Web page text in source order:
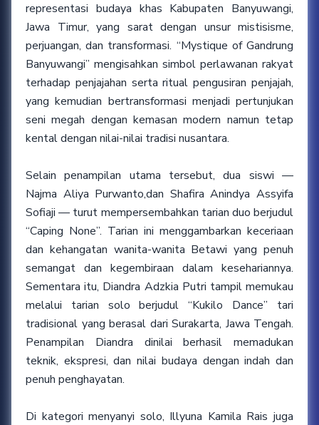
representasi budaya khas Kabupaten Banyuwangi,
Jawa Timur, yang sarat dengan unsur mistisisme,
perjuangan, dan transformasi. “Mystique of Gandrung
Banyuwangi” mengisahkan simbol perlawanan rakyat
terhadap penjajahan serta ritual pengusiran penjajah,
yang kemudian bertransformasi menjadi pertunjukan
seni megah dengan kemasan modern namun tetap
kental dengan nilai-nilai tradisi nusantara.
Selain penampilan utama tersebut, dua siswi —
Najma Aliya Purwanto,dan Shafira Anindya Assyifa
Sofiaji — turut mempersembahkan tarian duo berjudul
“Caping None”. Tarian ini menggambarkan keceriaan
dan kehangatan wanita-wanita Betawi yang penuh
semangat dan kegembiraan dalam kesehariannya.
Sementara itu, Diandra Adzkia Putri tampil memukau
melalui tarian solo berjudul “Kukilo Dance” tari
tradisional yang berasal dari Surakarta, Jawa Tengah.
Penampilan Diandra dinilai berhasil memadukan
teknik, ekspresi, dan nilai budaya dengan indah dan
penuh penghayatan.
Di kategori menyanyi solo, Illyuna Kamila Rais juga